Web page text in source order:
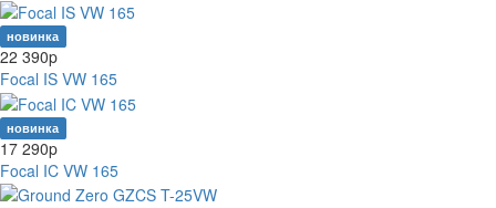
новинка
22 390p
Focal IS VW 165
новинка
17 290p
Focal IC VW 165